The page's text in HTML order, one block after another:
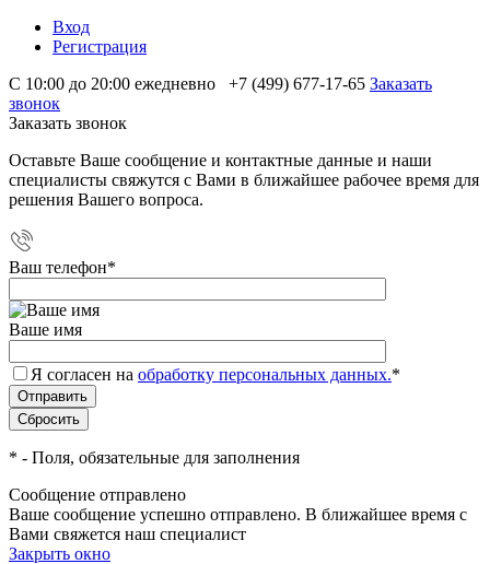
Вход
Регистрация
С 10:00 до 20:00 ежедневно
+7 (499) 677-17-65 Заказать
звонок
Заказать звонок
Оставьте Ваше сообщение и контактные данные и наши
специалисты свяжутся с Вами в ближайшее рабочее время для
решения Вашего вопроса.
Ваш телефон*
Ваше имя
Я согласен на обработку персональных данных.*
* - Поля, обязательные для заполнения
Сообщение отправлено
Ваше сообщение успешно отправлено. В ближайшее время с
Вами свяжется наш специалист
Закрыть окно